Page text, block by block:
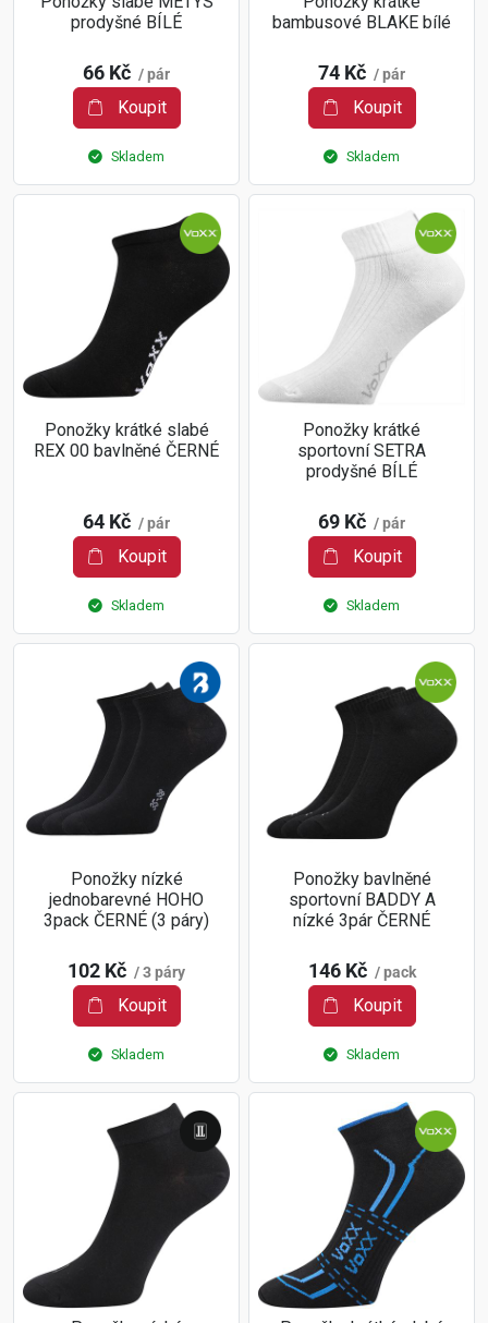
prodyšné BÍLÉ
66 Kč / pár
Koupit
Skladem
bambusové BLAKE bílé
74 Kč / pár
Koupit
Skladem
Ponožky krátké slabé
REX 00 bavlněné ČERNÉ
64 Kč / pár
Koupit
Skladem
Ponožky krátké
sportovní SETRA
prodyšné BÍLÉ
69 Kč / pár
Koupit
Skladem
Ponožky nízké
jednobarevné HOHO
3pack ČERNÉ (3 páry)
102 Kč / 3 páry
Koupit
Skladem
Ponožky bavlněné
sportovní BADDY A
nízké 3pár ČERNÉ
146 Kč / pack
Koupit
Skladem